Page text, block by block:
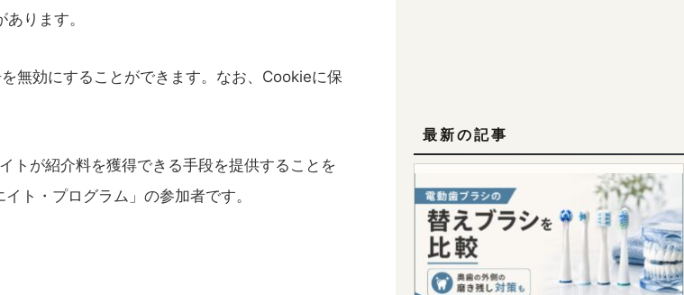
ります。
無効にすることができます。なお、Cookieに保
トが紹介料を獲得できる手段を提供することを
ト・プログラム」の参加者です。
最新の記事